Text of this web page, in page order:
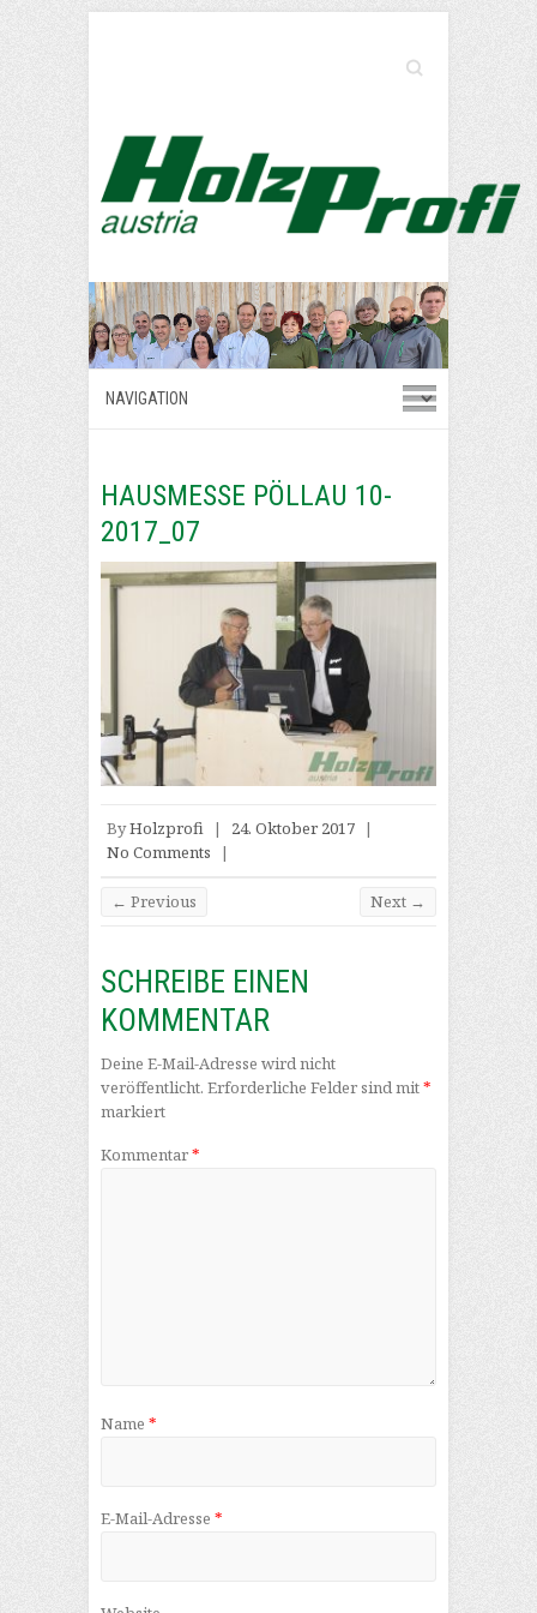
Search
HAUSMESSE PÖLLAU 10-
2017_07
ByHolzprofi | 24. Oktober 2017 |
No Comments
|
← Previous Next →
SCHREIBE EINEN
KOMMENTAR
Deine E-Mail-Adresse wird nicht
veröffentlicht. Erforderliche Felder sind mit*
markiert
Kommentar*
Name *
E-Mail-Adresse *